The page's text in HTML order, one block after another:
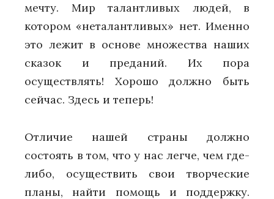
мечту. Мир талантливых людей, в
котором «неталантливых» нет. Именно
это лежит в основе множества наших
сказок и преданий. Их пора
осуществлять! Хорошо должно быть
сейчас. Здесь и теперь!
Отличие нашей страны должно
состоять в том, что у нас легче, чем где-
либо, осуществить свои творческие
планы, найти помощь и поддержку.